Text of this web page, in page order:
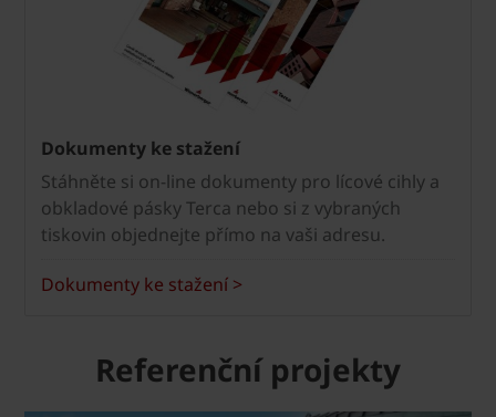
Dokumenty ke stažení
Stáhněte si on-line dokumenty pro lícové cihly a
obkladové pásky Terca nebo si z vybraných
tiskovin objednejte přímo na vaši adresu.
Dokumenty ke stažení >
Referenční projekty